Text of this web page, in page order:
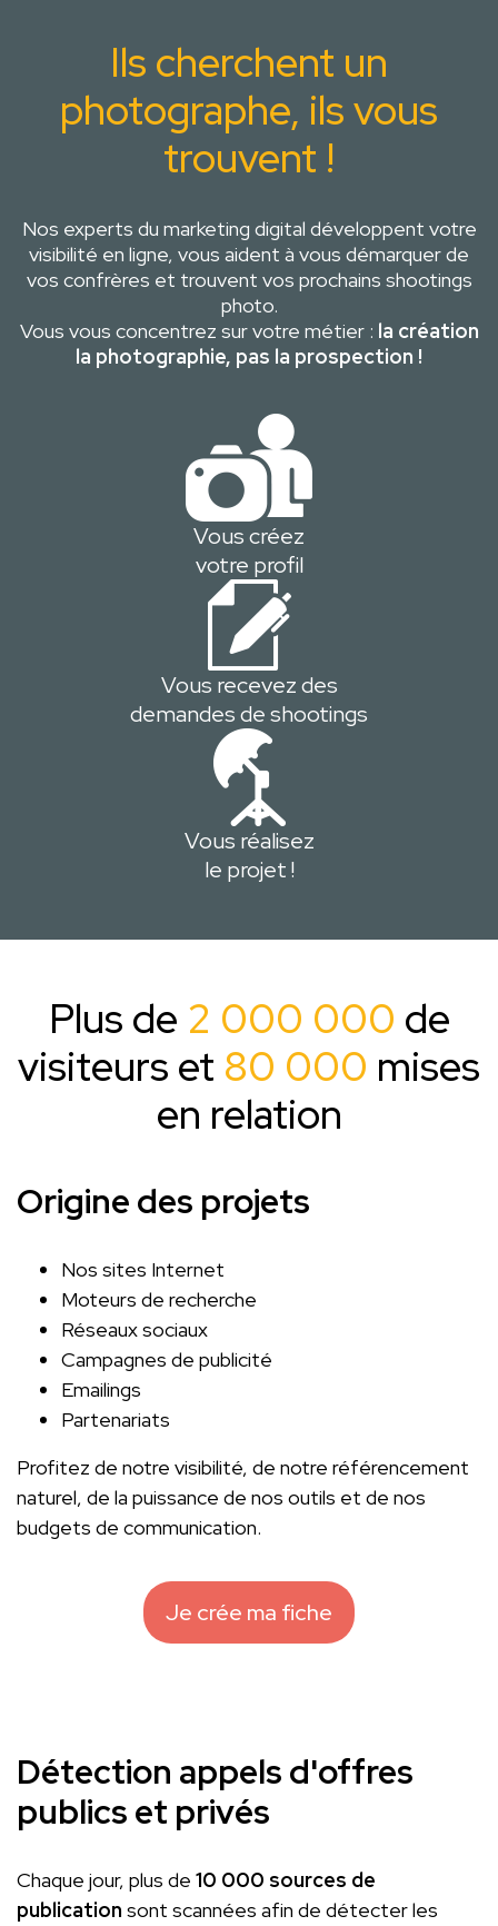
Ils cherchent un
photographe, ils vous
trouvent !
Nos experts du marketing digital développent votre
visibilité en ligne, vous aident à vous démarquer de
vos confrères et trouvent vos prochains shootings
photo.
Vous vous concentrez sur votre métier : la création
la photographie, pas la prospection !
Vous créez
votre profil
Vous recevez des
demandes de shootings
Vous réalisez
le projet !
Plus de 2 000 000 de
visiteurs et 80 000 mises
en relation
Origine des projets
Nos sites Internet
Moteurs de recherche
Réseaux sociaux
Campagnes de publicité
Emailings
Partenariats
Profitez de notre visibilité, de notre référencement
naturel, de la puissance de nos outils et de nos
budgets de communication.
Je crée ma fiche
Détection appels d'offres
publics et privés
Chaque jour, plus de 10 000 sources de
publication sont scannées afin de détecter les